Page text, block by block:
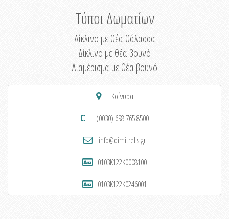
Τύποι Δωματίων
Δίκλινο με θέα θάλασσα
Δίκλινο με θέα βουνό
Διαμέρισμα με θέα βουνό
Κοίνυρα
(0030) 698 765 8500
info@dimitrelis.gr
0103K122K0008100
0103K122K0246001